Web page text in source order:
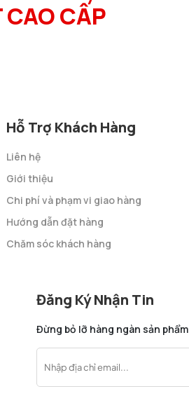
CẤP
Hỗ Trợ Khách Hàng
Liên hệ
Giới thiệu
Chi phí và phạm vi giao hàng
Hướng dẫn đặt hàng
Chăm sóc khách hàng
Đăng Ký Nhận Tin
Đừng bỏ lỡ hàng ngàn sản